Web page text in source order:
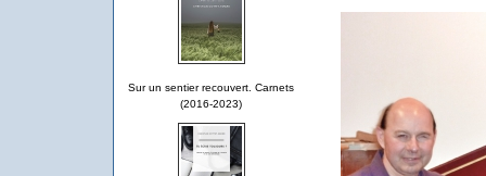
Sur un sentier recouvert. Carnets
(2016-2023)